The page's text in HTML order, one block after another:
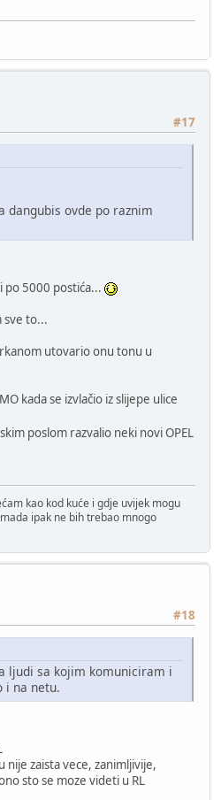
#17
dangubis ovde po raznim
5000 postića...
sve to...
utovario onu tonu u
kada se izvlačio iz slijepe ulice
poslom razvalio neki novi OPEL
kao kod kuće i gdje uvijek mogu
ipak ne bih trebao mnogo
#18
ljudi sa kojim komuniciram i
i na netu.
nije zaista vece, zanimljivije,
sto se moze videti u RL